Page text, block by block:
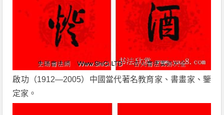
啟功（1912—2005）中國當代著名教育家、書畫家、鑒
定家。